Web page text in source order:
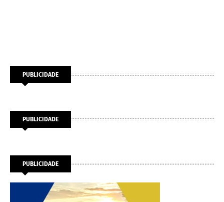
PUBLICIDADE
PUBLICIDADE
PUBLICIDADE